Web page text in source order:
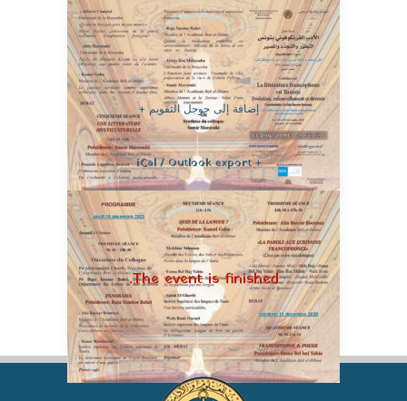
إضافة إلى جوجل التقويم +
+ iCal / Outlook export
The event is finished.